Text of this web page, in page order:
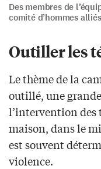
Des membres de
comité d’hommes
Outiller les
Le thème de la
outillé, une
l’intervention des
maison, dans le
est souvent
violence.